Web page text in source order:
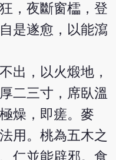
，夜斷窗櫺，登
是遂愈，以能瀉
出，以火煅地，
二三寸，席臥溫
燥，即瘥。麥
用。桃為五木之
仁並能辟邪。食